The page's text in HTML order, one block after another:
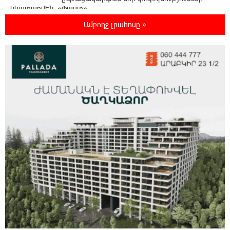
կկատարվեն. «Փաստ»
7:03:23 6-08-2026
Ընտրություններն ավարտվեցին,
իշխանություններին էլ ոչինչ չի
հետաքրքրու՞մ. «Փաստ»
6:32:20 6-08-2026
փակելու համար. «Փաստ»
6:01:15 6-08-2026
Անհավասարակշռության և նոր
կախվածության վտանգները. «Փաստ»
0:57:28 6-08-2026
Ես հավատում եմ, որ «Արարարտ-
Արմենիան» ունակ է անցնել որակավորման
Ամբողջ լրահոսը »